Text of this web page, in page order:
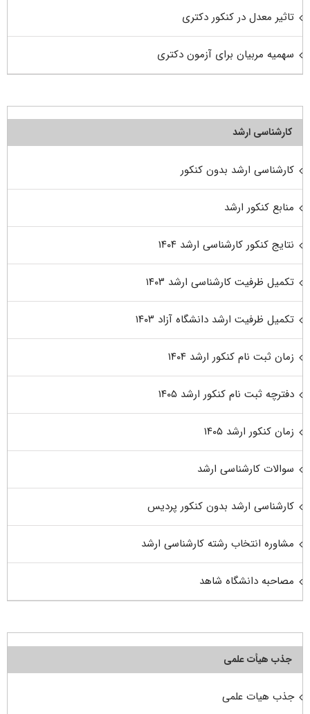
تاثیر معدل در کنکور دکتری
سهمیه مربیان برای آزمون دکتری
کارشناسی ارشد
کارشناسی ارشد بدون کنکور
منابع کنکور ارشد
نتایج کنکور کارشناسی ارشد ۱۴۰۴
تکمیل ظرفیت کارشناسی ارشد ۱۴۰۳
تکمیل ظرفیت ارشد دانشگاه آزاد ۱۴۰۳
زمان ثبت نام کنکور ارشد ۱۴۰۴
دفترچه ثبت نام کنکور ارشد ۱۴۰۵
زمان کنکور ارشد ۱۴۰۵
سوالات کارشناسی ارشد
کارشناسی ارشد بدون کنکور پردیس
مشاوره انتخاب رشته کارشناسی ارشد
مصاحبه دانشگاه شاهد
جذب هیأت علمی
جذب هیات علمی